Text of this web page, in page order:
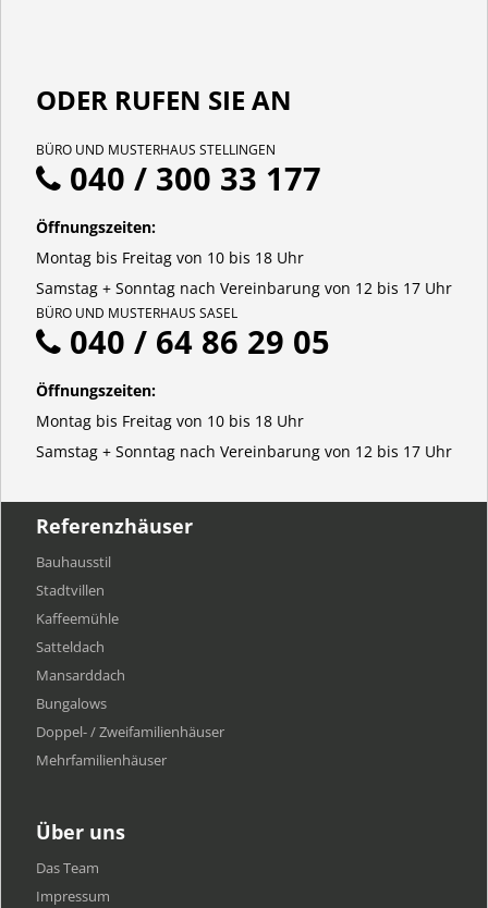
ODER RUFEN SIE AN
BÜRO UND MUSTERHAUS STELLINGEN
040 / 300 33 177
Öffnungszeiten:
Montag bis Freitag von 10 bis 18 Uhr
Samstag + Sonntag nach Vereinbarung von 12 bis 17 Uhr
BÜRO UND MUSTERHAUS SASEL
040 / 64 86 29 05
Öffnungszeiten:
Montag bis Freitag von 10 bis 18 Uhr
Samstag + Sonntag nach Vereinbarung von 12 bis 17 Uhr
Referenzhäuser
Bauhausstil
Stadtvillen
Kaffeemühle
Satteldach
Mansarddach
Bungalows
Doppel- / Zweifamilienhäuser
Mehrfamilien​häuser
Über uns
Das Team
Impressum